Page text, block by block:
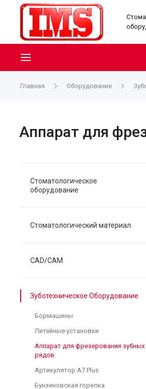
Главная Оборудование
Аппарат для
Стоматологическое
оборудование
Стоматологический материал
CAD/CAM
Зуботехническое Оборудование
Бормашины
Литейные установки
Аппарат для фрезерования зубных
рядов
Артикулятор A7 Plus
Бунзеновская горелка